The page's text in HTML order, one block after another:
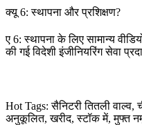
क्यू 6: स्थापना और प्रशिक्षण?
ए 6: स्थापना के लिए सामान्य
की गई विदेशी इंजीनियरिंग सेवा
Hot Tags: सैनिटरी तितली वाल्व,
अनुकूलित, खरीद, स्टॉक में, मुफ्त